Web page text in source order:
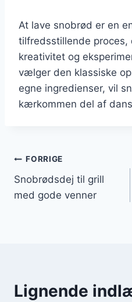
At lave snobrød er en
tilfredsstillende proces,
kreativitet og
vælger den klassiske
egne ingredienser, vil
kærkommen del af
FORRIGE
Snobrødsdej til grill
med gode venner
Lignende